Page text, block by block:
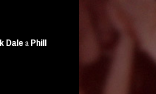
Dalea Phill